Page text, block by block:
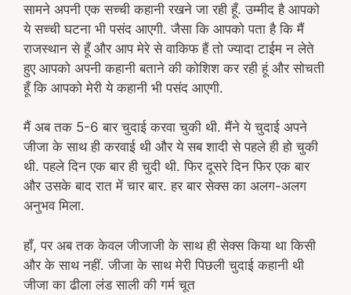
सामने अपनी एक सच्ची कहानी रखने जा रही हूँ. उम्मीद है आपको
ये सच्ची घटना भी पसंद आएगी. जैसा कि आपको पता है कि मैं
राजस्थान से हूँ और आप मेरे से वाकिफ हैं तो ज्यादा टाईम न लेते
हुए आपको अपनी कहानी बताने की कोशिश कर रही हूं और सोचती
हूँ कि आपको मेरी ये कहानी भी पसंद आएगी.
मैं अब तक 5-6 बार चुदाई करवा चुकी थी. मैंने ये चुदाई अपने
जीजा के साथ ही करवाई थी और ये सब शादी से पहले ही हो चुकी
थी. पहले दिन एक बार ही चुदी थी. फिर दूसरे दिन फिर एक बार
और उसके बाद रात में चार बार. हर बार सेक्स का अलग-अलग
अनुभव मिला.
हाँ, पर अब तक केवल जीजाजी के साथ ही सेक्स किया था किसी
और के साथ नहीं. जीजा के साथ मेरी पिछली चुदाई कहानी थी
जीजा का ढीला लंड साली की गर्म चूत